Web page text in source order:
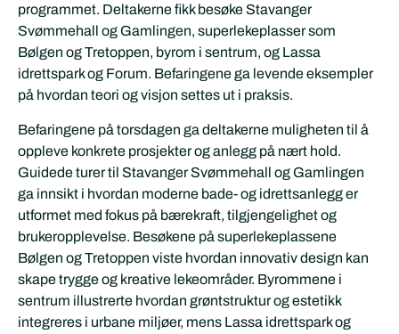
programmet. Deltakerne fikk besøke Stavanger
Svømmehall og Gamlingen, superlekeplasser som
Bølgen og Tretoppen, byrom i sentrum, og Lassa
idrettspark og Forum. Befaringene ga levende eksempler
på hvordan teori og visjon settes ut i praksis.
Befaringene på torsdagen ga deltakerne muligheten til å
oppleve konkrete prosjekter og anlegg på nært hold.
Guidede turer til Stavanger Svømmehall og Gamlingen
ga innsikt i hvordan moderne bade- og idrettsanlegg er
utformet med fokus på bærekraft, tilgjengelighet og
brukeropplevelse. Besøkene på superlekeplassene
Bølgen og Tretoppen viste hvordan innovativ design kan
skape trygge og kreative lekeområder. Byrommene i
sentrum illustrerte hvordan grøntstruktur og estetikk
integreres i urbane miljøer, mens Lassa idrettspark og